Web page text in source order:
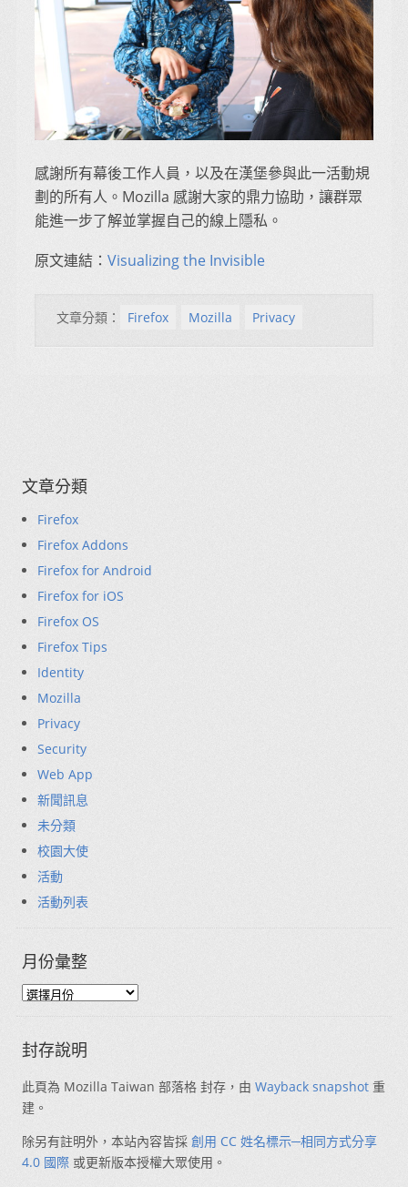
感謝所有幕後工作人員，以及在漢堡參與此一活動規
劃的所有人。Mozilla 感謝大家的鼎力協助，讓群眾
能進一步了解並掌握自己的線上隱私。
原文連結： Visualizing the Invisible
文章分類： Firefox Mozilla Privacy
文章分類
Firefox
Firefox Addons
Firefox for Android
Firefox for iOS
Firefox OS
Firefox Tips
Identity
Mozilla
Privacy
Security
Web App
新聞訊息
未分類
校園大使
活動
活動列表
月份彙整
封存說明
此頁為 Mozilla Taiwan 部落格 封存，由 Wayback snapshot 重
建。
除另有註明外，本站內容皆採 創用 CC 姓名標示─相同方式分享
4.0 國際 或更新版本授權大眾使用。